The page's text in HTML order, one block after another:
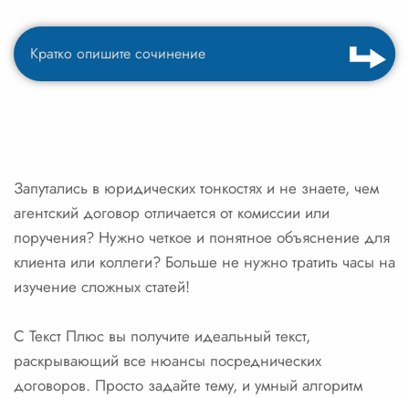
Запутались в юридических тонкостях и не знаете, чем
агентский договор отличается от комиссии или
поручения? Нужно четкое и понятное объяснение для
клиента или коллеги? Больше не нужно тратить часы на
изучение сложных статей!
С Текст Плюс вы получите идеальный текст,
раскрывающий все нюансы посреднических
договоров. Просто задайте тему, и умный алгоритм